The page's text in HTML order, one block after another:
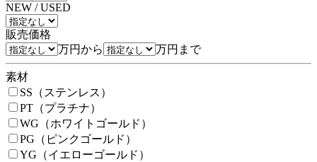
NEW / USED
販売価格
万円から
万円まで
素材
SS（ステンレス）
PT（プラチナ）
WG（ホワイトゴールド）
PG（ピンクゴールド）
YG（イエローゴールド）